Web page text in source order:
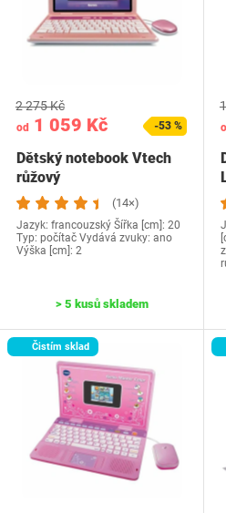
od 1 059 Kč
2 275 Kč
-53 %
Dětský notebook Vtech
růžový
(14×)
Jazyk: francouzský Šířka [cm]: 20
Typ: počítač Vydává zvuky: ano
Výška [cm]: 2
> 5 kusů skladem
Čistím sklad